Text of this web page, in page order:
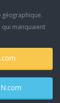
manquaient